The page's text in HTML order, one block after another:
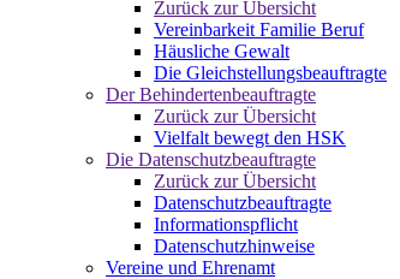
Zurück zur Übersicht
Vereinbarkeit Familie Beruf
Häusliche Gewalt
Die Gleichstellungsbeauftragte
Der Behindertenbeauftragte
Zurück zur Übersicht
Vielfalt bewegt den HSK
Die Datenschutzbeauftragte
Zurück zur Übersicht
Datenschutzbeauftragte
Informationspflicht
Datenschutzhinweise
Vereine und Ehrenamt